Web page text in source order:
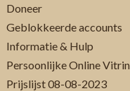
Doneer
Geblokkeerde accounts
Informatie & Hulp
Persoonlijke Online
Prijslijst 08-08-2023